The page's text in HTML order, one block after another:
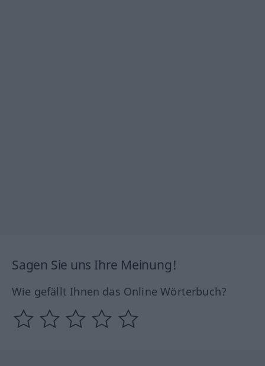
Sagen Sie uns Ihre Meinung!
Wie gefällt Ihnen das Online Wörterbuch?